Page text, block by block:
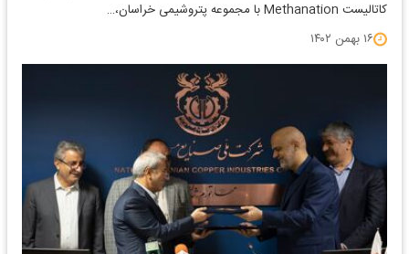
کاتالیست ‌Methanation با مجموعه پتروشیمی خراسان،…
۱۶ بهمن ۱۴۰۲